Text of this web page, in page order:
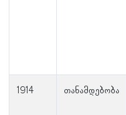
1914 თანამდებობა